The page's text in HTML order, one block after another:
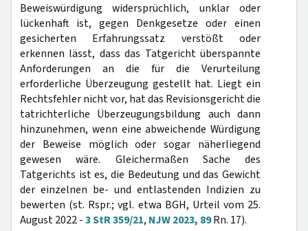
Beweiswürdigung widersprüchlich, unklar oder
lückenhaft ist, gegen Denkgesetze oder einen
gesicherten Erfahrungssatz verstößt oder
erkennen lässt, dass das Tatgericht überspannte
Anforderungen an die für die Verurteilung
erforderliche Überzeugung gestellt hat. Liegt ein
Rechtsfehler nicht vor, hat das Revisionsgericht die
tatrichterliche Überzeugungsbildung auch dann
hinzunehmen, wenn eine abweichende Würdigung
der Beweise möglich oder sogar näherliegend
gewesen wäre. Gleichermaßen Sache des
Tatgerichts ist es, die Bedeutung und das Gewicht
der einzelnen be- und entlastenden Indizien zu
bewerten (st. Rspr.; vgl. etwa BGH, Urteil vom 25.
August 2022 -3 StR 359/21, NJW 2023, 89Rn. 17).